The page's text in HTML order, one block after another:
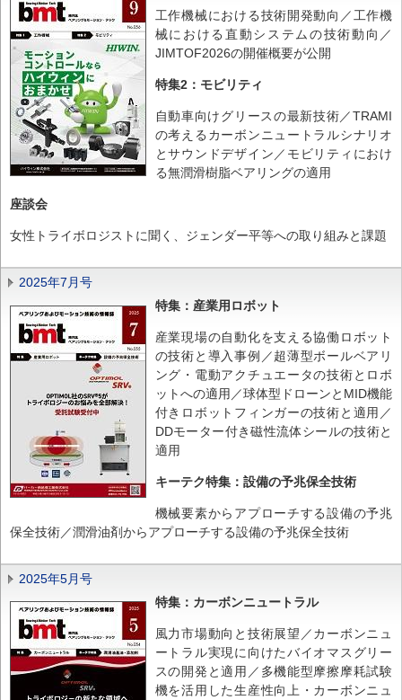
工作機械における技術開発動向／工作機
械における直動システムの技術動向／
JIMTOF2026の開催概要が公開
特集2：モビリティ
自動車向けグリースの最新技術／TRAMI
の考えるカーボンニュートラルシナリオ
とサウンドデザイン／モビリティにおけ
る無潤滑樹脂ベアリングの適用
座談会
女性トライボロジストに聞く、ジェンダー平等への取り組みと課題
2025年7月号
特集：産業用ロボット
産業現場の自動化を支える協働ロボット
の技術と導入事例／超薄型ボールベアリ
ング・電動アクチュエータの技術とロボ
ットへの適用／球体型ドローンとMID機能
付きロボットフィンガーの技術と適用／
DDモーター付き磁性流体シールの技術と
適用
キーテク特集：設備の予兆保全技術
機械要素からアプローチする設備の予兆
保全技術／潤滑油剤からアプローチする設備の予兆保全技術
2025年5月号
特集：カーボンニュートラル
風力市場動向と技術展望／カーボンニュ
ートラル実現に向けたバイオマスグリー
スの開発と適用／多機能型摩擦摩耗試験
機を活用した生産性向上・カーボンニュ